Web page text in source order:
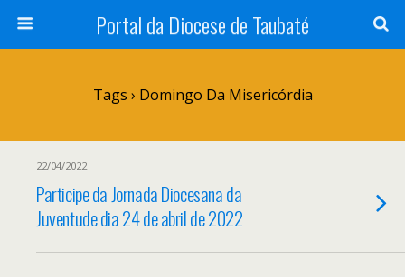
Portal da Diocese de Taubaté
Tags › Domingo Da Misericórdia
22/04/2022
Participe da Jornada Diocesana da
Juventude dia 24 de abril de 2022